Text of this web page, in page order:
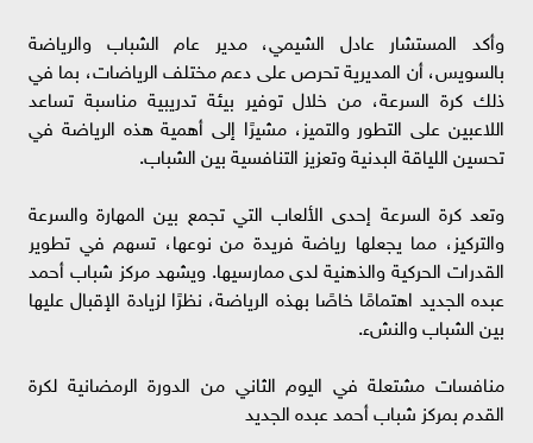
وأكد المستشار عادل الشيمي، مدير عام الشباب والرياضة
بالسويس، أن المديرية تحرص على دعم مختلف الرياضات، بما في
ذلك كرة السرعة، من خلال توفير بيئة تدريبية مناسبة تساعد
اللاعبين على التطور والتميز، مشيرًا إلى أهمية هذه الرياضة في
تحسين اللياقة البدنية وتعزيز التنافسية بين الشباب.
وتعد كرة السرعة إحدى الألعاب التي تجمع بين المهارة والسرعة
والتركيز، مما يجعلها رياضة فريدة من نوعها، تسهم في تطوير
القدرات الحركية والذهنية لدى ممارسيها. ويشهد مركز شباب أحمد
عبده الجديد اهتمامًا خاصًا بهذه الرياضة، نظرًا لزيادة الإقبال عليها
بين الشباب والنشء.
منافسات مشتعلة في اليوم الثاني من الدورة الرمضانية لكرة
القدم بمركز شباب أحمد عبده الجديد